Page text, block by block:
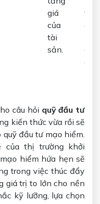
giá
của
tài
sản.
và
của
quỹ.
câu hỏi quỹ đầu tư
kiến thức vừa rồi sẽ
đầu tư mạo hiểm.
của thị trường khởi
hiểm hứa hẹn sẽ
trong việc thúc đẩy
giá trị to lớn cho nền
kỹ lưỡng, lựa chọn